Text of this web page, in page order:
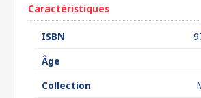
Caractéristiques
ISBN
Âge
Collection